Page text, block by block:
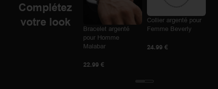
Complétez
votre look
Bracelet argenté
Bracelet argenté
pour Homme
Malabar
22.99 €
Collier argenté pour
Femme Beverly
24.99 €